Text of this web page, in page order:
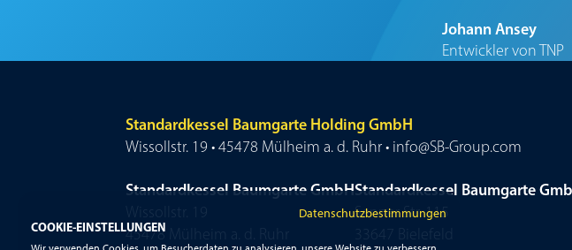
Johann Ansey
Entwickler von TNP
Standardkessel Baumgarte Holding GmbH
Wissollstr. 19 • 45478 Mülheim a. d. Ruhr • info@SB-Group.com
Standardkessel Baumgarte GmbH
Wissollstr. 19
45478 Mülheim a. d. Ruhr
Standardkessel Baumgarte
Senner Str. 115
Datenschutzbestimmungen
COOKIE-EINSTELLUNGEN